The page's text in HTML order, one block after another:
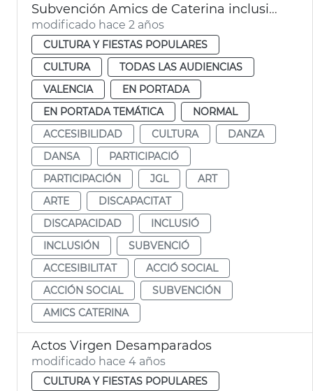
Subvención Amics de Caterina inclusión
modificado hace 2 años
CULTURA Y FIESTAS POPULARES
CULTURA
TODAS LAS AUDIENCIAS
VALENCIA
EN PORTADA
EN PORTADA TEMÁTICA
NORMAL
ACCESIBILIDAD
CULTURA
DANZA
DANSA
PARTICIPACIÓ
PARTICIPACIÓN
JGL
ART
ARTE
DISCAPACITAT
DISCAPACIDAD
INCLUSIÓ
INCLUSIÓN
SUBVENCIÓ
ACCESIBILITAT
ACCIÓ SOCIAL
ACCIÓN SOCIAL
SUBVENCIÓN
AMICS CATERINA
Actos Virgen Desamparados
modificado hace 4 años
CULTURA Y FIESTAS POPULARES